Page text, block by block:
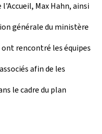
Max Hahn, ainsi
générale du ministère
rencontré les équipes
afin de les
le cadre du plan